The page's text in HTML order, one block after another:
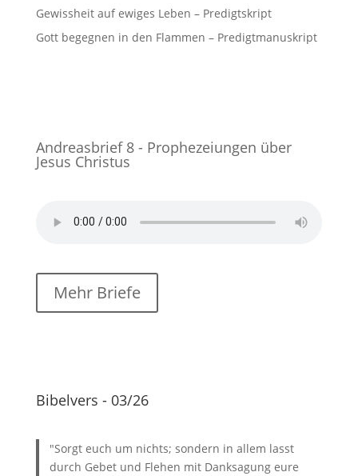
Gewissheit auf ewiges Leben – Predigtskript
Gott begegnen in den Flammen – Predigtmanuskript
Andreasbrief 8 - Prophezeiungen über
Jesus Christus
Mehr Briefe
Bibelvers - 03/26
"Sorgt euch um nichts; sondern in allem lasst
durch Gebet und Flehen mit Danksagung eure